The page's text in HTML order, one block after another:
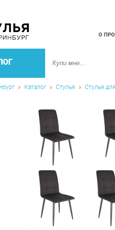
О
Каталог Стулья Стулья